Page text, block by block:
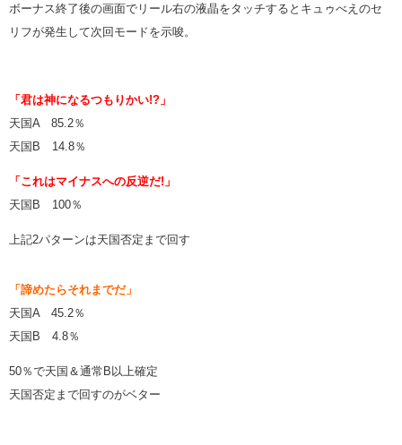
ボーナス終了後の画面でリール右の液晶をタッチするとキュゥべえのセ
リフが発生して次回モードを示唆。
「君は神になるつもりかい!?」
天国A 85.2％
天国B 14.8％
「これはマイナスへの反逆だ!」
天国B 100％
上記2パターンは天国否定まで回す
「諦めたらそれまでだ」
天国A 45.2％
天国B 4.8％
50％で天国＆通常B以上確定
天国否定まで回すのがベター